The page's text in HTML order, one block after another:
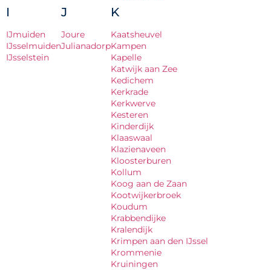
I
IJmuiden
IJsselmuiden
IJsselstein
J
Joure
Julianadorp
K
Kaatsheuvel
Kampen
Kapelle
Katwijk aan Zee
Kedichem
Kerkrade
Kerkwerve
Kesteren
Kinderdijk
Klaaswaal
Klazienaveen
Kloosterburen
Kollum
Koog aan de Zaan
Kootwijkerbroek
Koudum
Krabbendijke
Kralendijk
Krimpen aan den IJssel
Krommenie
Kruiningen